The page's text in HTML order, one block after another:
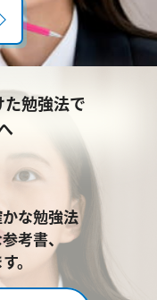
勉強法で
な勉強法
考書、
。